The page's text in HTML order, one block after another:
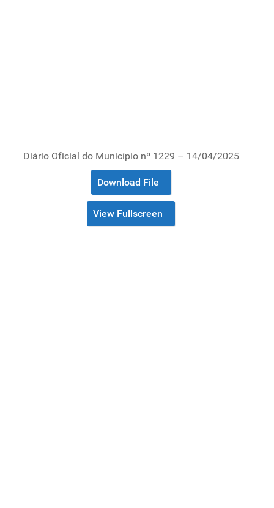
Diário Oficial do Município nº 1229 – 14/04/2025
Download File
View Fullscreen